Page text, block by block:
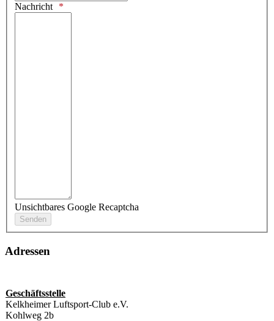
Nachricht
Unsichtbares Google Recaptcha
Adressen
Geschäftsstelle
Kelkheimer Luftsport-Club e.V.
Kohlweg 2b